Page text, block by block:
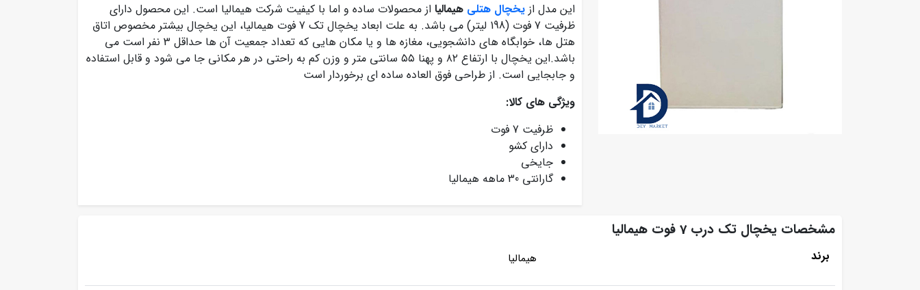
این مدل از یخچال هتلی هیمالیا از محصولات ساده و اما با کیفیت شرکت هیمالیا است. این محصول دارای
ظرفیت 7 فوت (198 لیتر) می باشد. به علت ابعاد یخچال تک 7 فوت هیمالیا، این یخچال بیشتر مخصوص اتاق
هتل ها، خوابگاه های دانشجویی، مغازه ها و یا مکان هایی که تعداد جمعیت آن ها حداقل 3 نفر است می
باشد.این یخچال با ارتفاع ۸۲ و پهنا ۵۵ سانتی متر و وزن کم به راحتی در هر مکانی جا می شود و قابل استفاده
و جابجایی است. از طراحی فوق العاده ساده ای برخوردار است
ویژگی های کالا:
ظرفیت 7 فوت
دارای کشو
جایخی
گارانتی 30 ماهه هیمالیا
مشخصات یخچال تک درب 7 فوت هیمالیا
برند هیمالیا